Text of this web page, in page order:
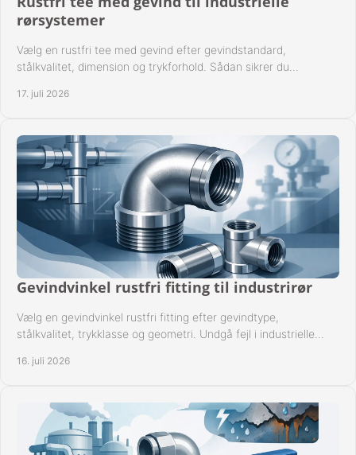
rørsystemer
Vælg en rustfri tee med gevind efter gevindstandard,
stålkvalitet, dimension og trykforhold. Sådan sikrer du
17. juli 2026
Gevindvinkel rustfri fitting til industrirør
Vælg en gevindvinkel rustfri fitting efter gevindtype,
stålkvalitet, trykklasse og geometri. Undgå fejl i industrielle
16. juli 2026